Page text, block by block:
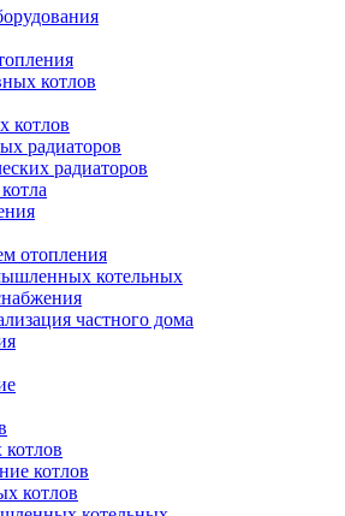
котлов
котлов
радиаторов
радиаторов
отопления
котельных
частного дома
котлов
котлов
котлов